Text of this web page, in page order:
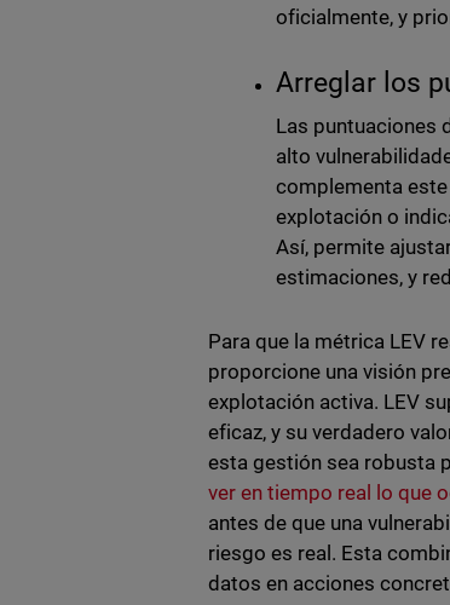
oficialmente, y
Arreglar los
Las puntuaciones
alto
complementa
explotación o
Así, permite
estimaciones, y
Para que la métrica LEV
proporcione una visión
explotación activa. LEV
eficaz, y su verdadero
esta gestión sea robusta
ver en tiempo real lo que
antes de que una
riesgo es real. Esta
datos en acciones